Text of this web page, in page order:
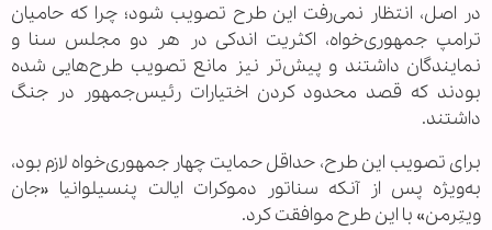
در اصل، انتظار نمی‌رفت این طرح تصویب شود؛ چرا که حامیان
ترامپ جمهوری‌خواه، اکثریت اندکی در هر دو مجلس سنا و
نمایندگان داشتند و پیش‌تر نیز مانع تصویب طرح‌هایی شده
بودند که قصد محدود کردن اختیارات رئیس‌جمهور در جنگ
داشتند.
برای تصویب این طرح، حداقل حمایت چهار جمهوری‌خواه لازم بود،
به‌ویژه پس از آنکه سناتور دموکرات ایالت پنسیلوانیا «جان
ویتِرمن» با این طرح موافقت کرد.